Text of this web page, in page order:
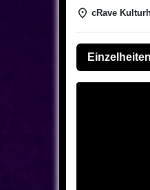
cRave
Einzelheiten